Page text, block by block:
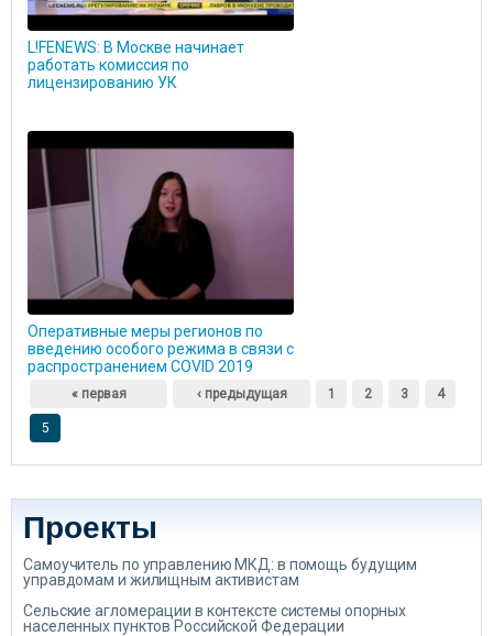
L!FENEWS: В Москве начинает
работать комиссия по
лицензированию УК
Оперативные меры регионов по
введению особого режима в связи с
распространением COVID 2019
Страницы
« первая ‹ предыдущая 1 2 3 4
5
Проекты
Самоучитель по управлению МКД: в помощь будущим
управдомам и жилищным активистам
Сельские агломерации в контексте системы опорных
населенных пунктов Российской Федерации